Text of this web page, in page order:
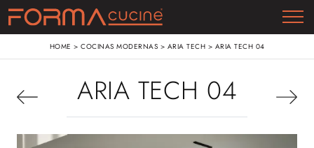
HOME > COCINAS MODERNAS > ARIA TECH > ARIA TECH 04
ARIA TECH 04